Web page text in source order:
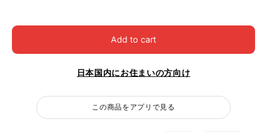
Add to cart
日本国内にお住まいの方向け
この商品をアプリで見る